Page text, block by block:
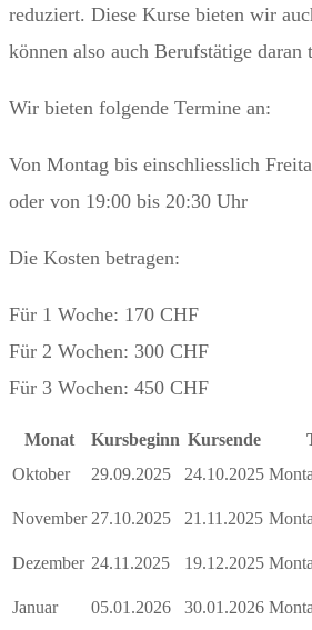
reduziert. Diese Kurse bieten wir
können also auch Berufstätige daran
Wir bieten folgende Termine an:
Von Montag bis einschliesslich
oder von 19:00 bis 20:30 Uhr
Die Kosten betragen:
Für 1 Woche: 170 CHF
Für 2 Wochen: 300 CHF
Für 3 Wochen: 450 CHF
Monat Kursbeginn Kursende
Oktober
29.09.2025 24.10.2025
November 27.10.2025 21.11.2025
Dezember 24.11.2025 19.12.2025
Januar
05.01.2026 30.01.2026